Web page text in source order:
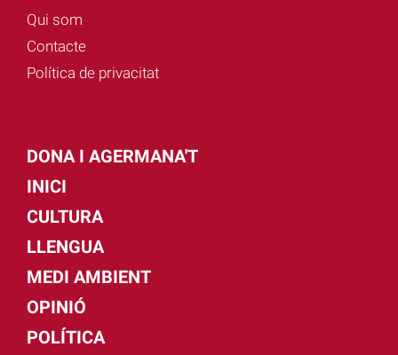
Qui som
Contacte
Política de privacitat
DONA I AGERMANA'T
INICI
CULTURA
LLENGUA
MEDI AMBIENT
OPINIÓ
POLÍTICA